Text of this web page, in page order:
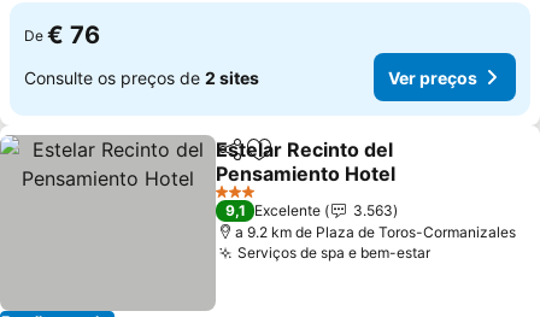
De € 76
Consulte os preços de 2 sites Ver preços
PartilharAdicionar aos favoritos
Estelar Recinto del
Pensamiento Hotel
3 Estrelas
9,1 Excelente
3.563
a 9.2 km de Plaza de Toros-Cormanizales
Serviços de spa e bem-estar